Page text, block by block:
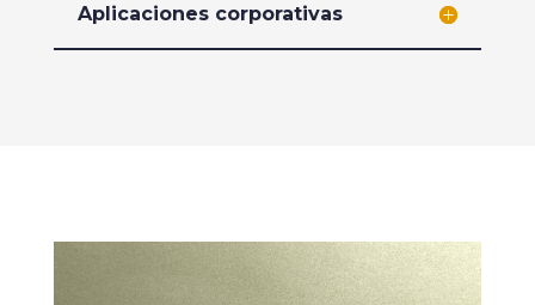
Aplicaciones corporativas